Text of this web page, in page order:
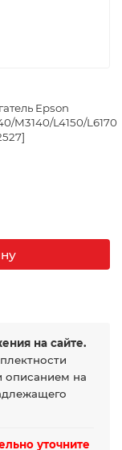
Epson
M3140/L4150/L6170
на сайте.
описанием на
уточните